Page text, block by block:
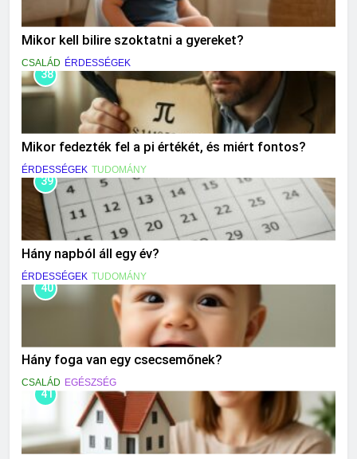
Mikor kell bilire szoktatni a gyereket?
CSALÁD ÉRDESSÉGEK
38
Mikor fedezték fel a pi értékét, és miért fontos?
ÉRDESSÉGEK TUDOMÁNY
39
Hány napból áll egy év?
ÉRDESSÉGEK TUDOMÁNY
40
Hány foga van egy csecsemőnek?
CSALÁD EGÉSZSÉG
41